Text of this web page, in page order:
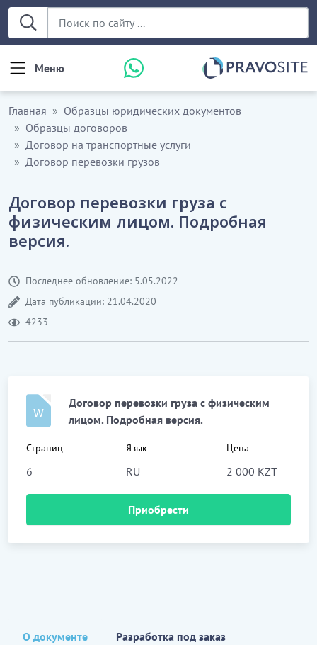
Меню
Главная
Образцы юридических документов
Образцы договоров
Договор на транспортные услуги
Договор перевозки грузов
Договор перевозки груза с
физическим лицом. Подробная
версия.
Последнее обновление: 5.05.2022
Дата публикации: 21.04.2020
4233
Договор перевозки груза с физическим
лицом. Подробная версия.
Страниц
6
Язык
RU
Цена
2 000 KZT
Приобрести
О документе Разработка под заказ